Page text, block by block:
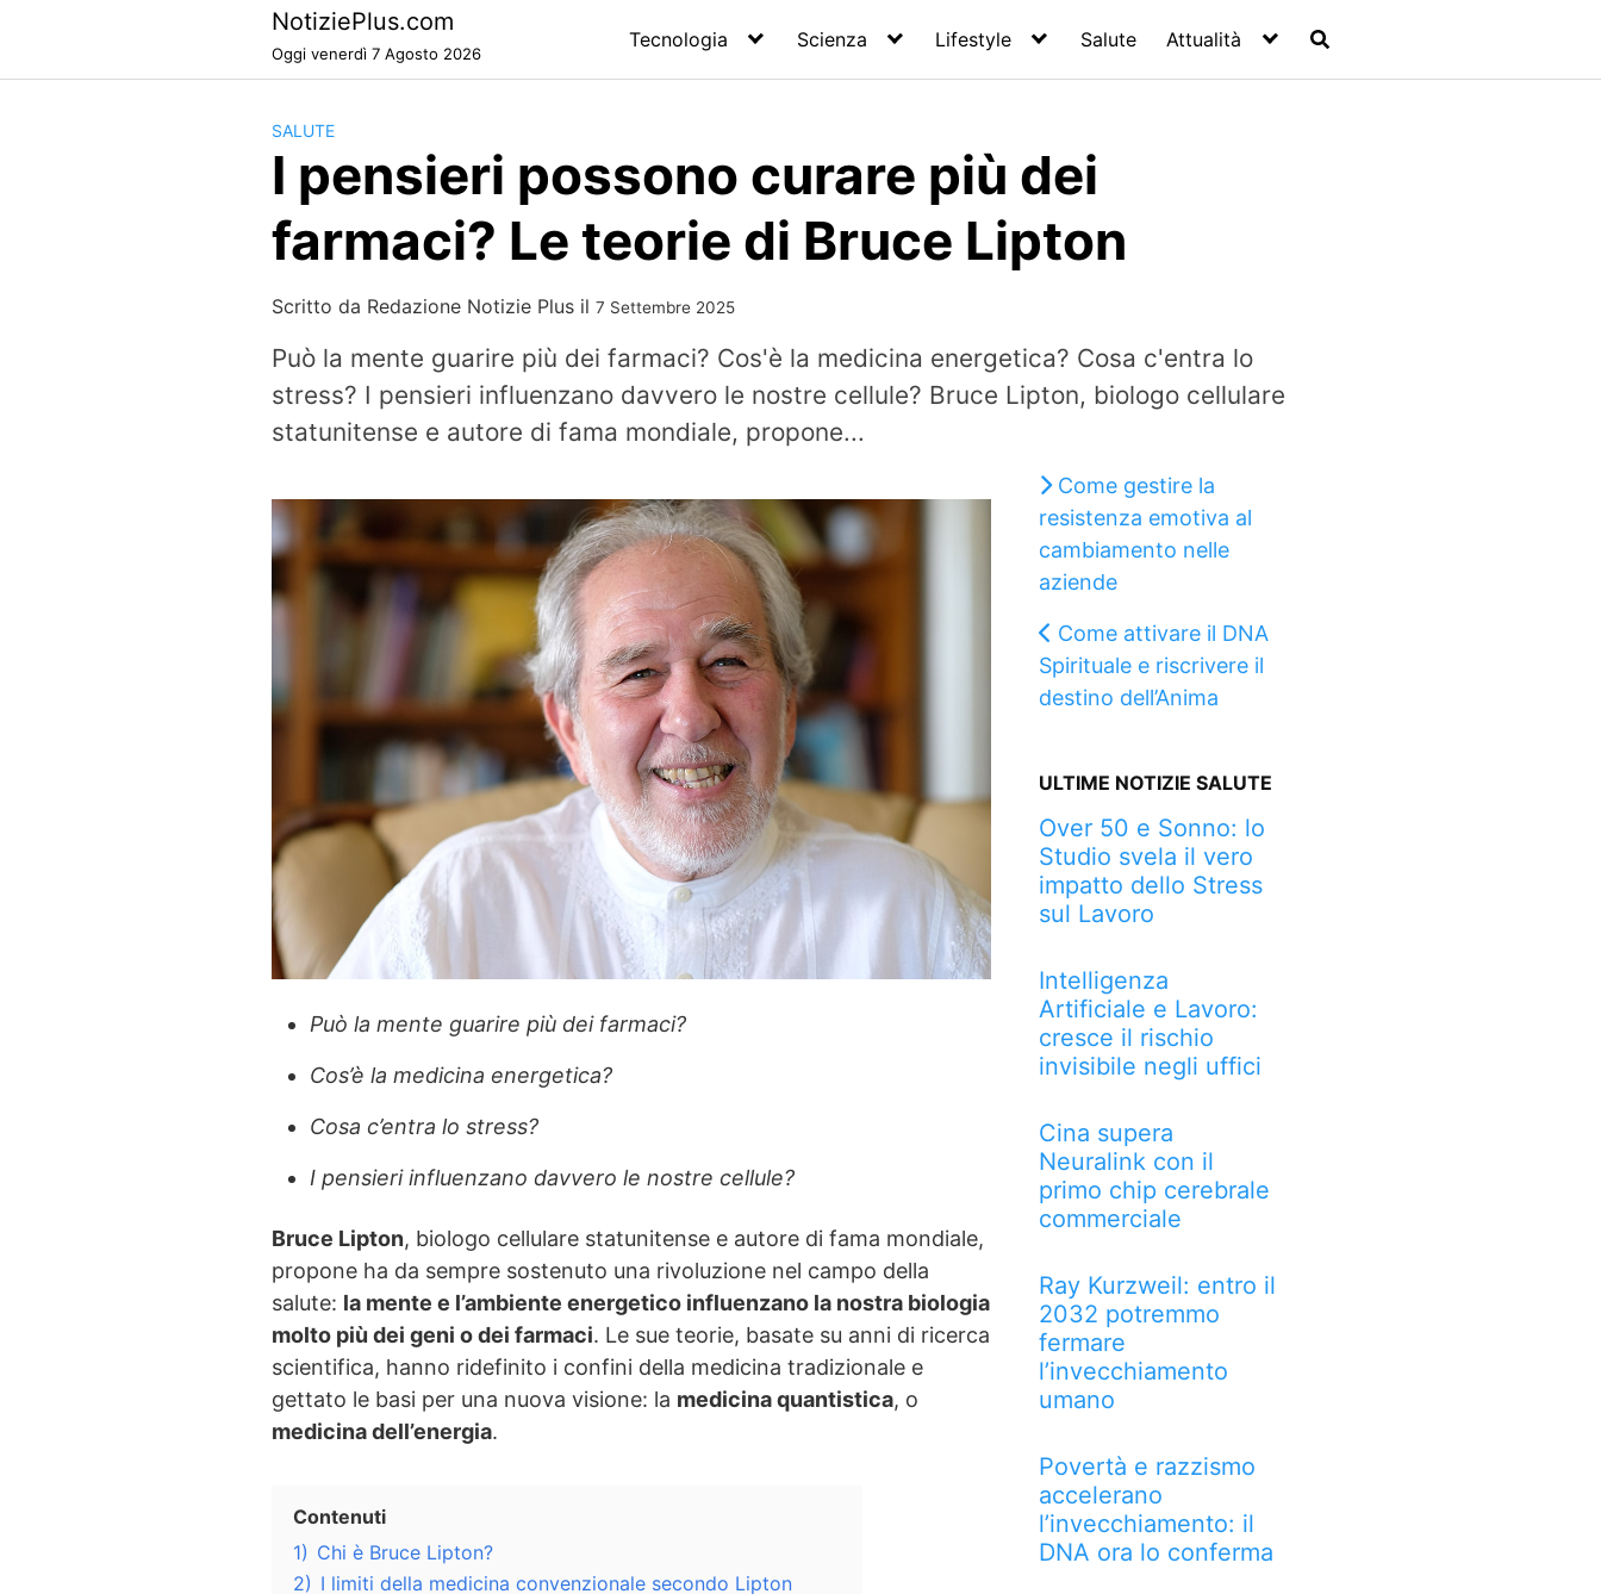
NotiziePlus.com
Oggi venerdì 7 Agosto 2026
Tecnologia Scienza Lifestyle Salute Attualità
SALUTE
I pensieri possono curare più dei
farmaci? Le teorie di Bruce Lipton
Scritto da Redazione Notizie Plus il 7 Settembre 2025
Può la mente guarire più dei farmaci? Cos'è la medicina energetica? Cosa c'entra lo
stress? I pensieri influenzano davvero le nostre cellule? Bruce Lipton, biologo cellulare
statunitense e autore di fama mondiale, propone...
Può la mente guarire più dei farmaci?
Cos’è la medicina energetica?
Cosa c’entra lo stress?
I pensieri influenzano davvero le nostre cellule?
Bruce Lipton, biologo cellulare statunitense e autore di fama mondiale,
propone ha da sempre sostenuto una rivoluzione nel campo della
salute: la mente e l’ambiente energetico influenzano la nostra biologia
molto più dei geni o dei farmaci. Le sue teorie, basate su anni di ricerca
scientifica, hanno ridefinito i confini della medicina tradizionale e
gettato le basi per una nuova visione: la medicina quantistica, o
medicina dell’energia.
Contenuti
1) Chi è Bruce Lipton?
2) I limiti della medicina convenzionale secondo Lipton
Come gestire la
resistenza emotiva al
cambiamento nelle
aziende
Come attivare il DNA
Spirituale e riscrivere il
destino dell’Anima
ULTIME NOTIZIE SALUTE
Over 50 e Sonno: lo
Studio svela il vero
impatto dello Stress
sul Lavoro
Intelligenza
Artificiale e Lavoro:
cresce il rischio
invisibile negli uffici
Cina supera
Neuralink con il
primo chip cerebrale
commerciale
Ray Kurzweil: entro il
2032 potremmo
fermare
l’invecchiamento
umano
Povertà e razzismo
accelerano
l’invecchiamento: il
DNA ora lo conferma